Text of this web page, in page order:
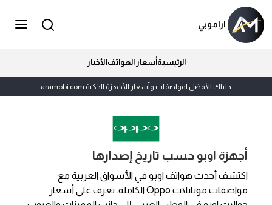
اراموبي
الرئيسيةأسعار الهواتفالأخبار
دليلك الأفضل لمواصفات وأسعار الأجهزة الذكية aramobi.com
أجهزة اوبو حسب تاريخ إصدارها
اكتشف أحدث هواتف اوبو في الأسواق العربية مع
مواصفات موبايلات Oppo الكاملة. تعرف على أسعار